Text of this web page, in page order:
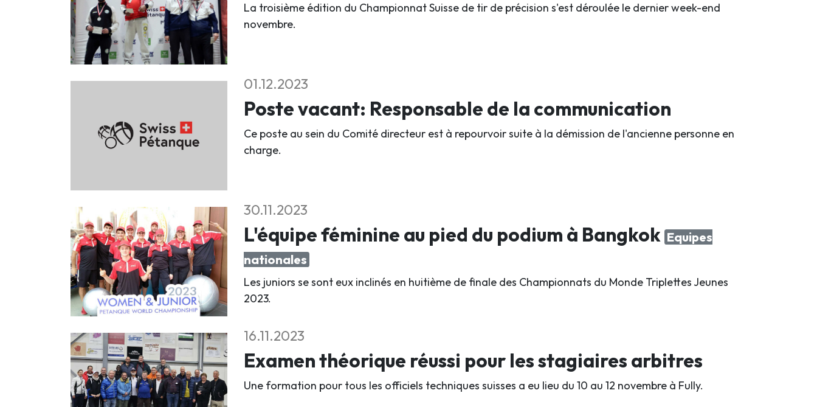
La troisième édition du Championnat Suisse de tir de précision s'est déroulée le dernier week-end
novembre.
01.12.2023
Poste vacant: Responsable de la communication
Ce poste au sein du Comité directeur est à repourvoir suite à la démission de l'ancienne personne en
charge.
30.11.2023
L'équipe féminine au pied du podium à Bangkok Equipes
nationales
Les juniors se sont eux inclinés en huitième de finale des Championnats du Monde Triplettes Jeunes
2023.
16.11.2023
Examen théorique réussi pour les stagiaires arbitres
Une formation pour tous les officiels techniques suisses a eu lieu du 10 au 12 novembre à Fully.